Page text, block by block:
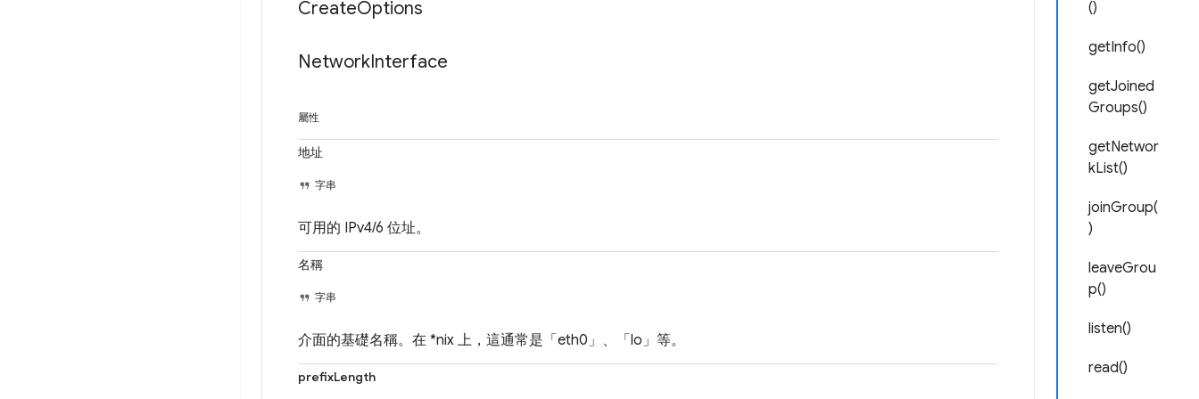
()
getInfo()
getJoined
Groups()
getNetwor
kList()
joinGroup(
)
leaveGrou
p()
listen()
read()
CreateOptions
NetworkInterface
屬性
地址
字串
可用的 IPv4/6 位址。
名稱
字串
介面的基礎名稱。在 *nix 上，這通常是「eth0」、「lo」等。
prefixLength